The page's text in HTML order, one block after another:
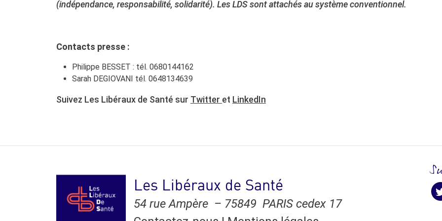
(indépendance, responsabilité, solidarité). Les LDS sont attachés au système conventionnel.
Contacts presse :
Philippe BESSET : tél. 0680144162
Sarah DEGIOVANI tél. 0648134639
Suivez Les Libéraux de Santé sur Twitter et LinkedIn
Les Libéraux de Santé
54 rue Ampère – 75849 PARIS cedex 17